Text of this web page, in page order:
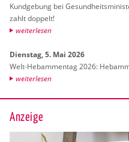
Kund­ge­bung bei
zahlt dop­pelt!
wei­ter­le­sen
Diens­tag, 5. Mai 2026
Welt-Heb­am­men­tag 2026:
wei­ter­le­sen
Anzeige